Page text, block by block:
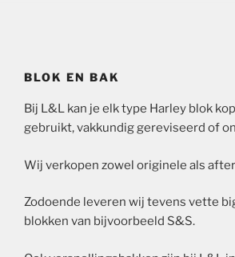
BLOK EN BAK
Bij L&L kan je elk type Harley blok
gebruikt, vakkundig gereviseerd of
Wij verkopen zowel originele als
Zodoende leveren wij tevens vette
blokken van bijvoorbeeld S&S.